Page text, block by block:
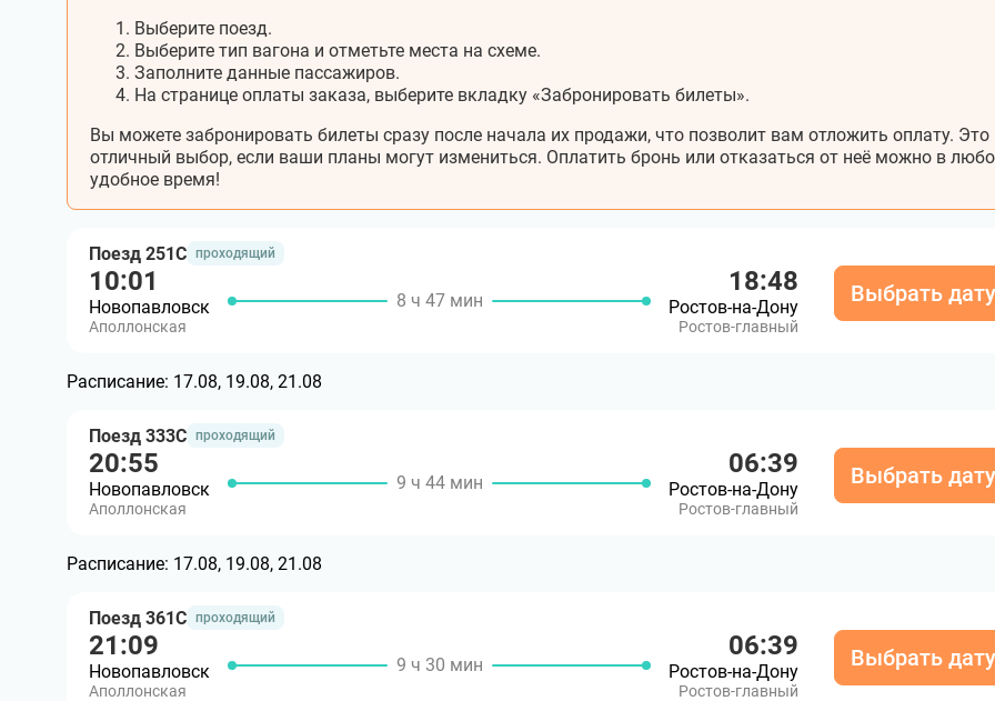
Выберите поезд.
Выберите тип вагона и отметьте места на схеме.
Заполните данные пассажиров.
На странице оплаты заказа, выберите вкладку «Забронировать билеты».
Вы можете забронировать билеты сразу после начала их продажи, что позволит вам отложить оплату. Это
отличный выбор, если ваши планы могут измениться. Оплатить бронь или отказаться от неё можно в
удобное время!
Поезд 251С проходящий
10:01
Новопавловск
Аполлонская
8 ч 47 мин
18:48
Ростов-на-Дону
Ростов-главный
Выбрать дату
Расписание: 17.08, 19.08, 21.08
Поезд 333С проходящий
20:55
Новопавловск
Аполлонская
9 ч 44 мин
06:39
Ростов-на-Дону
Ростов-главный
Выбрать дату
Расписание: 17.08, 19.08, 21.08
Поезд 361С проходящий
21:09
Новопавловск
Аполлонская
9 ч 30 мин
06:39
Ростов-на-Дону
Ростов-главный
Выбрать дату